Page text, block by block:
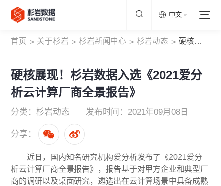
中文
首页 > 关于杉岩 > 杉岩新闻中心 > 杉岩动态 > 硬核展现！杉岩数据入选《2021爱分析云计算厂商全景报告》
硬核展现！杉岩数据入选《2021爱分
析云计算厂商全景报告》
分类：杉岩动态 发布时间：2021年09月08日
分享：
近日，国内知名研究机构爱分析发布了《2021爱分
析云计算厂商全景报告》，报告基于对甲方企业和典型厂
商的调研以及桌面研究，遴选出在云计算场景中具备成熟